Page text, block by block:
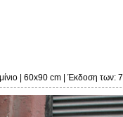
| 60x90 cm | Έκδοση των: 7